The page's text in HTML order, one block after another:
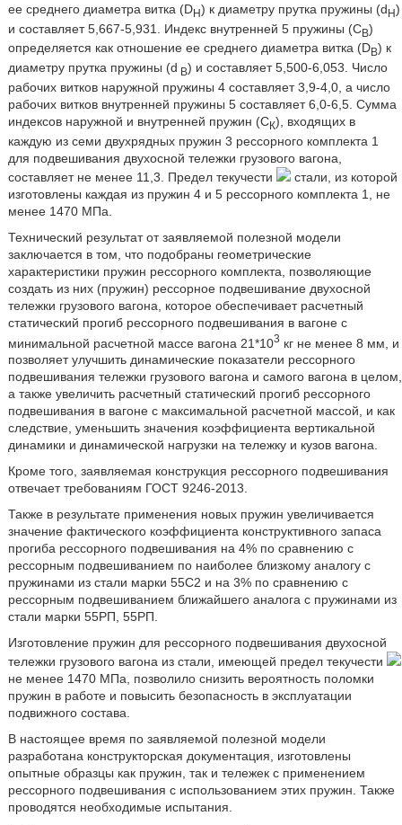
ее среднего диаметра витка (DН) к диаметру прутка пружины (dН)
и составляет 5,667-5,931. Индекс внутренней 5 пружины (CВ)
определяется как отношение ее среднего диаметра витка (DВ) к
диаметру прутка пружины (d В) и составляет 5,500-6,053. Число
рабочих витков наружной пружины 4 составляет 3,9-4,0, а число
рабочих витков внутренней пружины 5 составляет 6,0-6,5. Сумма
индексов наружной и внутренней пружин (CК), входящих в
каждую из семи двухрядных пружин 3 рессорного комплекта 1
для подвешивания двухосной тележки грузового вагона,
составляет не менее 11,3. Предел текучести
стали, из которой
изготовлены каждая из пружин 4 и 5 рессорного комплекта 1, не
менее 1470 МПа.
Технический результат от заявляемой полезной модели
заключается в том, что подобраны геометрические
характеристики пружин рессорного комплекта, позволяющие
создать из них (пружин) рессорное подвешивание двухосной
тележки грузового вагона, которое обеспечивает расчетный
статический прогиб рессорного подвешивания в вагоне с
минимальной расчетной массе вагона 21*103 кг не менее 8 мм, и
позволяет улучшить динамические показатели рессорного
подвешивания тележки грузового вагона и самого вагона в целом,
а также увеличить расчетный статический прогиб рессорного
подвешивания в вагоне с максимальной расчетной массой, и как
следствие, уменьшить значения коэффициента вертикальной
динамики и динамической нагрузки на тележку и кузов вагона.
Кроме того, заявляемая конструкция рессорного подвешивания
отвечает требованиям ГОСТ 9246-2013.
Также в результате применения новых пружин увеличивается
значение фактического коэффициента конструктивного запаса
прогиба рессорного подвешивания на 4% по сравнению с
рессорным подвешиванием по наиболее близкому аналогу с
пружинами из стали марки 55С2 и на 3% по сравнению с
рессорным подвешиванием ближайшего аналога с пружинами из
стали марки 55РП, 55РП.
Изготовление пружин для рессорного подвешивания двухосной
тележки грузового вагона из стали, имеющей предел текучести
не менее 1470 МПа, позволило снизить вероятность поломки
пружин в работе и повысить безопасность в эксплуатации
подвижного состава.
В настоящее время по заявляемой полезной модели
разработана конструкторская документация, изготовлены
опытные образцы как пружин, так и тележек с применением
рессорного подвешивания с использованием этих пружин. Также
проводятся необходимые испытания.